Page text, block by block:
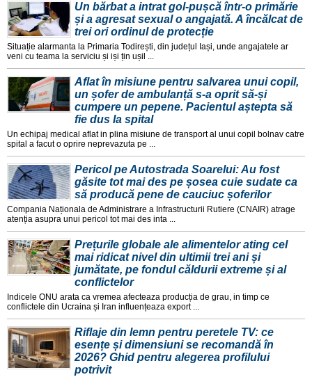
Un bărbat a intrat gol-pușcă într-o primărie
și a agresat sexual o angajată. A încălcat de
trei ori ordinul de protecție
Situație alarmanta la Primaria Todirești, din județul Iași, unde angajatele ar
veni cu teama la serviciu și iși țin ușil ...
Aflat în misiune pentru salvarea unui copil,
un șofer de ambulanță s-a oprit să-și
cumpere un pepene. Pacientul aștepta să
fie dus la spital
Un echipaj medical aflat in plina misiune de transport al unui copil bolnav catre
spital a facut o oprire neprevazuta pe ...
Pericol pe Autostrada Soarelui: Au fost
găsite tot mai des pe șosea cuie sudate ca
să producă pene de cauciuc șoferilor
Compania Naționala de Administrare a Infrastructurii Rutiere (CNAIR) atrage
atenția asupra unui pericol tot mai des inta ...
Prețurile globale ale alimentelor ating cel
mai ridicat nivel din ultimii trei ani și
jumătate, pe fondul căldurii extreme și al
conflictelor
Indicele ONU arata ca vremea afecteaza producția de grau, in timp ce
conflictele din Ucraina și Iran influențeaza export ...
Riflaje din lemn pentru peretele TV: ce
esențe și dimensiuni se recomandă în
2026? Ghid pentru alegerea profilului
potrivit